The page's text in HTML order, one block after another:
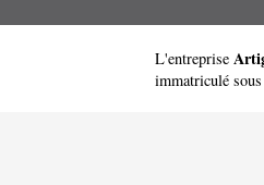
L'entreprise
immatriculé